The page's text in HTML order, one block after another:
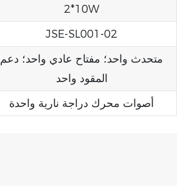
2*10W
JSE-SL001-02
متحدث واحد؛ مفتاح عادي واحد؛ دعم
المقود واحد
أصوات محرك دراجة نارية واحدة